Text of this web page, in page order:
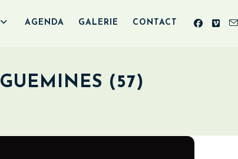
AGENDA GALERIE CONTACT
(57)